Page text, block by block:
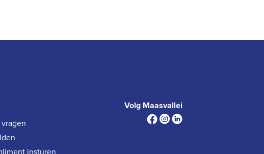
insturen
Volg Maasvallei